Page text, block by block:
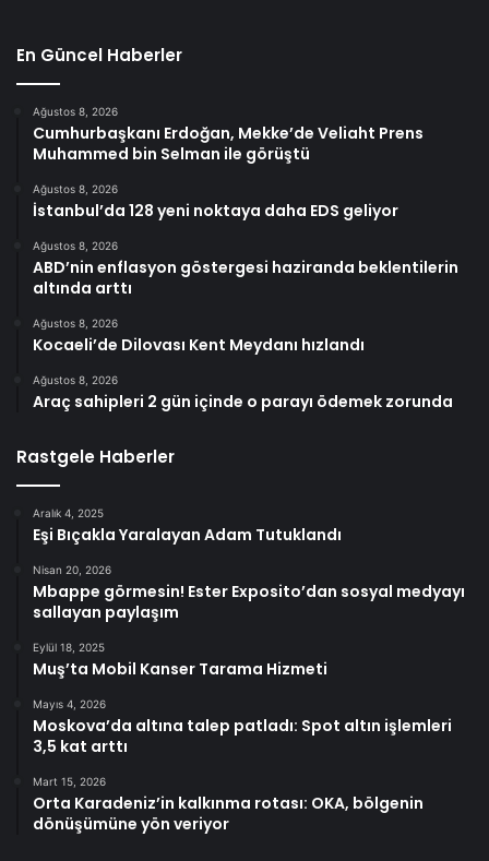
En Güncel Haberler
Ağustos 8, 2026
Cumhurbaşkanı Erdoğan, Mekke’de Veliaht Prens
Muhammed bin Selman ile görüştü
Ağustos 8, 2026
İstanbul’da 128 yeni noktaya daha EDS geliyor
Ağustos 8, 2026
ABD’nin enflasyon göstergesi haziranda beklentilerin
altında arttı
Ağustos 8, 2026
Kocaeli’de Dilovası Kent Meydanı hızlandı
Ağustos 8, 2026
Araç sahipleri 2 gün içinde o parayı ödemek zorunda
Rastgele Haberler
Aralık 4, 2025
Eşi Bıçakla Yaralayan Adam Tutuklandı
Nisan 20, 2026
Mbappe görmesin! Ester Exposito’dan sosyal medyayı
sallayan paylaşım
Eylül 18, 2025
Muş’ta Mobil Kanser Tarama Hizmeti
Mayıs 4, 2026
Moskova’da altına talep patladı: Spot altın işlemleri
3,5 kat arttı
Mart 15, 2026
Orta Karadeniz’in kalkınma rotası: OKA, bölgenin
dönüşümüne yön veriyor